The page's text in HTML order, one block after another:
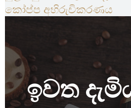
කෝප්ප අභිරුචිකරණය
ඉවත